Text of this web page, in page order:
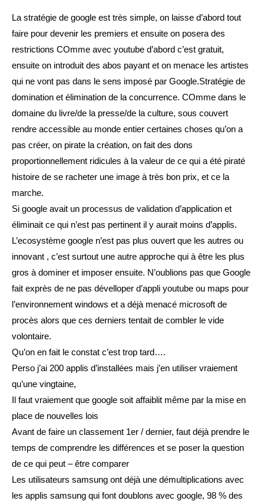
La stratégie de google est très simple, on laisse d’abord tout
faire pour devenir les premiers et ensuite on posera des
restrictions COmme avec youtube d’abord c’est gratuit,
ensuite on introduit des abos payant et on menace les artistes
qui ne vont pas dans le sens imposé par Google.Stratégie de
domination et élimination de la concurrence. COmme dans le
domaine du livre/de la presse/de la culture, sous couvert
rendre accessible au monde entier certaines choses qu’on a
pas créer, on pirate la création, on fait des dons
proportionnellement ridicules à la valeur de ce qui a été piraté
histoire de se racheter une image à très bon prix, et ce la
marche.
Si google avait un processus de validation d’application et
éliminait ce qui n’est pas pertinent il y aurait moins d’applis.
L’ecosystème google n’est pas plus ouvert que les autres ou
innovant , c’est surtout une autre approche qui à être les plus
gros à dominer et imposer ensuite. N’oublions pas que Google
fait exprès de ne pas dévelloper d’appli youtube ou maps pour
l’environnement windows et a déjà menacé microsoft de
procès alors que ces derniers tentait de combler le vide
volontaire.
Qu’on en fait le constat c’est trop tard….
Perso j’ai 200 applis d’installées mais j’en utiliser vraiement
qu’une vingtaine,
Il faut vraiement que google soit affaiblit même par la mise en
place de nouvelles lois
Avant de faire un classement 1er / dernier, faut déjà prendre le
temps de comprendre les différences et se poser la question
de ce qui peut – être comparer
Les utilisateurs samsung ont déjà une démultiplications avec
les applis samsung qui font doublons avec google, 98 % des